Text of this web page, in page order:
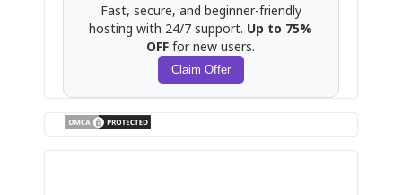
Fast, secure, and beginner-friendly
hosting with 24/7 support. Up to 75%
OFF for new users.
Claim Offer